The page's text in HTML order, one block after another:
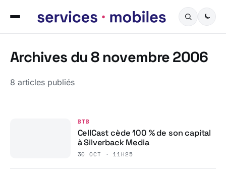
Archives du 8 novembre 2006
8 articles publiés
BTB
CellCast cède 100 % de son capital
à Silverback Media
30 OCT · 11H25